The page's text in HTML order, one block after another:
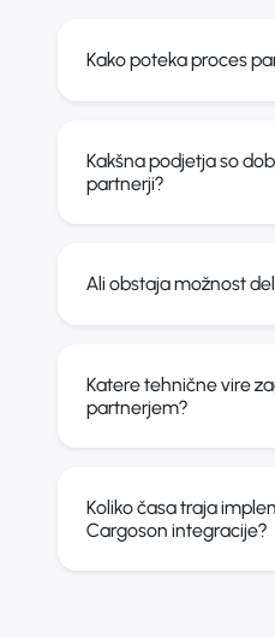
Kako poteka proces
Kakšna podjetja so
partnerji?
Ali obstaja možnost
Katere tehnične vire
partnerjem?
Koliko časa traja
Cargoson integracije?